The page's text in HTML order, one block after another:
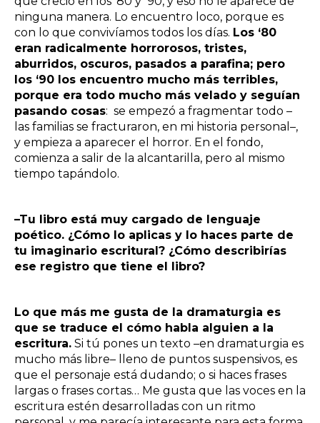
ninguna manera. Lo encuentro loco, porque es
con lo que convivíamos todos los días. Los ‘80
eran radicalmente horrorosos, tristes,
aburridos, oscuros, pasados a parafina; pero
los ‘90 los encuentro mucho más terribles,
porque era todo mucho más velado y seguían
pasando cosas: se empezó a fragmentar todo –
las familias se fracturaron, en mi historia personal–,
y empieza a aparecer el horror. En el fondo,
comienza a salir de la alcantarilla, pero al mismo
tiempo tapándolo.
–Tu libro está muy cargado de lenguaje
poético. ¿Cómo lo aplicas y lo haces parte de
tu imaginario escritural? ¿Cómo describirías
ese registro que tiene el libro?
Lo que más me gusta de la dramaturgia es
que se traduce el cómo habla alguien a la
escritura. Si tú pones un texto –en dramaturgia es
mucho más libre– lleno de puntos suspensivos, es
que el personaje está dudando; o si haces frases
largas o frases cortas… Me gusta que las voces en la
escritura estén desarrolladas con un ritmo